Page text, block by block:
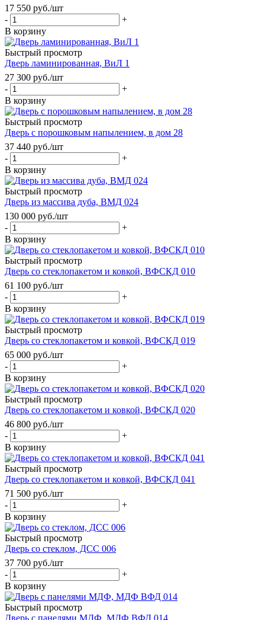
17 550 руб./шт
-
+
В корзину
Быстрый просмотр
Дверь ламинированная, ВиЛ 1
27 300 руб./шт
-
+
В корзину
Быстрый просмотр
Дверь с порошковым напылением, в дом 28
37 440 руб./шт
-
+
В корзину
Быстрый просмотр
Дверь из массива дуба, ВМД 024
130 000 руб./шт
-
+
В корзину
Быстрый просмотр
Дверь со стеклопакетом и ковкой, ВФСКД 010
61 100 руб./шт
-
+
В корзину
Быстрый просмотр
Дверь со стеклопакетом и ковкой, ВФСКД 019
65 000 руб./шт
-
+
В корзину
Быстрый просмотр
Дверь со стеклопакетом и ковкой, ВФСКД 020
46 800 руб./шт
-
+
В корзину
Быстрый просмотр
Дверь со стеклопакетом и ковкой, ВФСКД 041
71 500 руб./шт
-
+
В корзину
Быстрый просмотр
Дверь со стеклом, ДСС 006
37 700 руб./шт
-
+
В корзину
Быстрый просмотр
Дверь с панелями МДФ, МДФ ВФД 014